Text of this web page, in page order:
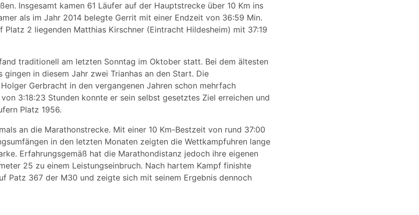
Insgesamt kamen 61 Läufer auf der Hauptstrecke über 10 Km ins
als im Jahr 2014 belegte Gerrit mit einer Endzeit von 36:59 Min.
Platz 2 liegenden Matthias Kirschner (Eintracht Hildesheim) mit 37:19
traditionell am letzten Sonntag im Oktober statt. Bei dem ältesten
gingen in diesem Jahr zwei Trianhas an den Start. Die
Gerbracht in den vergangenen Jahren schon mehrfach
3:18:23 Stunden konnte er sein selbst gesetztes Ziel erreichen und
Platz 1956.
an die Marathonstrecke. Mit einer 10 Km-Bestzeit von rund 37:00
in den letzten Monaten zeigten die Wettkampfuhren lange
Erfahrungsgemäß hat die Marathondistanz jedoch ihre eigenen
25 zu einem Leistungseinbruch. Nach hartem Kampf finishte
Patz 367 der M30 und zeigte sich mit seinem Ergebnis dennoch